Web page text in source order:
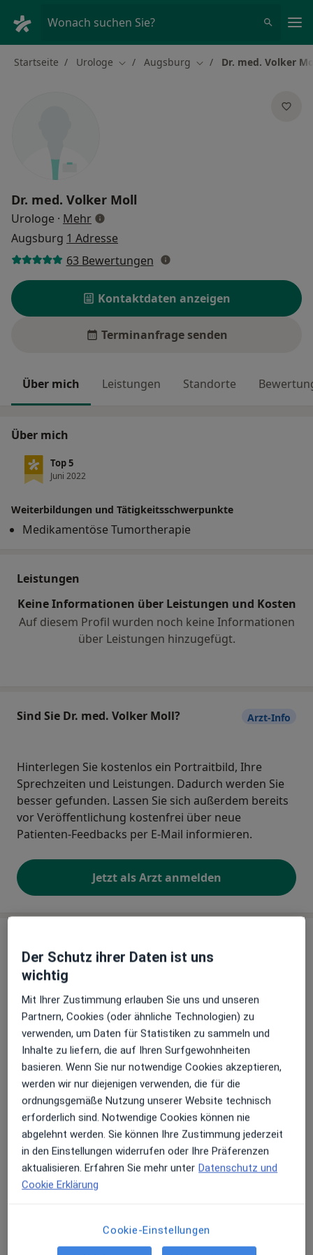
Wonach suchen Sie?
Startseite Urologe Stadt ändern
Augsburg Stadt ändern
Dr. med. Volker
Dr. med. Volker Moll
Urologe · Mehrüber Spezialisierungen
Augsburg 1 Adresse
63 Bewertungen
Kontaktdaten anzeigen
Terminanfrage senden
Über mich Leistungen Standorte
Über mich
Top 5
Juni 2022
Weiterbildungen und Tätigkeitsschwerpunkte
Medikamentöse Tumortherapie
Leistungen
Keine Informationen über Leistungen und Kosten
Auf diesem Profil wurden noch keine Informationen
über Leistungen hinzugefügt.
Sind Sie Dr. med. Volker Moll? Arzt-Info
Hinterlegen Sie kostenlos ein Portraitbild, Ihre
Sprechzeiten und Leistungen. Dadurch werden Sie
besser gefunden. Lassen Sie sich außerdem bereits
vor Veröffentlichung kostenfrei über neue
Patienten-Feedbacks per E-Mail informieren.
Jetzt als Arzt anmelden
uro-aid - Urologie im Ärztehaus Diako
Zu Google Mapsöffnet in einer neuen
Verfügbarkeit
Dr. med. Volker Moll bietet an diesem Standort
über Jameda keine Online-Terminbuchung an
Zahlungsmodalitäten (private Besuche)
Akzeptierte Versicherungen
Details
Telefonnummer anzeigen
Der Schutz ihrer Daten ist uns
wichtig
Mit Ihrer Zustimmung erlauben Sie uns und unseren
Partnern, Cookies (oder ähnliche Technologien) zu
verwenden, um Daten für Statistiken zu sammeln und
Inhalte zu liefern, die auf Ihren Surfgewohnheiten
basieren. Wenn Sie nur notwendige Cookies akzeptieren,
werden wir nur diejenigen verwenden, die für die
ordnungsgemäße Nutzung unserer Website technisch
erforderlich sind. Notwendige Cookies können nie
abgelehnt werden. Sie können Ihre Zustimmung jederzeit
in den Einstellungen widerrufen oder Ihre Präferenzen
aktualisieren. Erfahren Sie mehr unter Datenschutz und
Cookie Erklärung
Cookie-Einstellungen